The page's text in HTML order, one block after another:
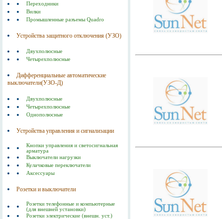
Переходники
Вилки
Промышленные разъемы Quadro
Устройства защитного отключения (УЗО)
Двухполюсные
Четырехполюсные
Дифференциальные автоматические
выключатели(УЗО-Д)
Двухполюсные
Четырехполюсные
Однополюсные
Устройства управления и сигнализации
Кнопки управления и светосигнальная
арматура
Выключатели нагрузки
Кулачковые переключатели
Аксессуары
Розетки и выключатели
Розетки телефонные и компьютерные
(для внешней установки)
Розетки электрические (внешн. уст.)